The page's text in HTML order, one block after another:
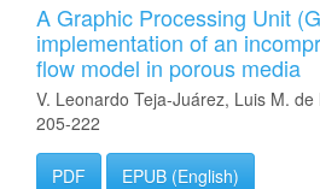
A Graphic Processing Unit
implementation of an
flow model in porous media
V. Leonardo Teja-Juárez, Luis M. de
205-222
PDF EPUB (English)